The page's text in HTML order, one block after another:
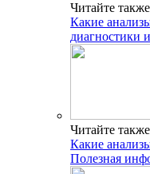
Читайте
Какие
диагностики
Читайте
Какие
Полезная